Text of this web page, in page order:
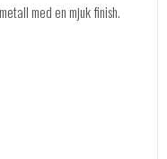
med en mjuk finish.